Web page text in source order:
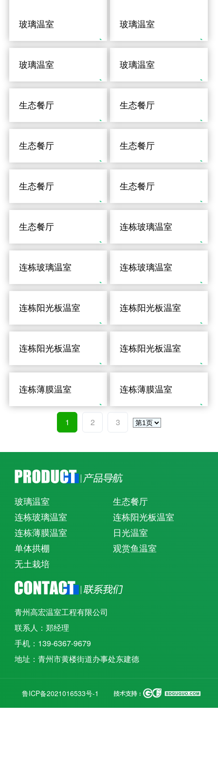
玻璃温室 玻璃温室
玻璃温室 玻璃温室
生态餐厅 生态餐厅
生态餐厅 生态餐厅
生态餐厅 生态餐厅
生态餐厅 连栋玻璃温室
连栋玻璃温室 连栋玻璃温室
连栋阳光板温室 连栋阳光板温室
连栋阳光板温室 连栋阳光板温室
连栋薄膜温室 连栋薄膜温室
1 2 3
玻璃温室
生态餐厅
连栋玻璃温室
连栋阳光板温室
连栋薄膜温室
日光温室
单体拱棚
观赏鱼温室
无土栽培
青州高宏温室工程有限公司
联系人：郑经理
手机：139-6367-9679
地址：青州市黄楼街道办事处东建德
鲁ICP备2021016533号-1